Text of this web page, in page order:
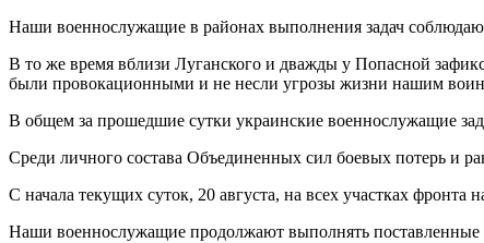
Наши военнослужащие в районах выполнения задач
В то же время вблизи Луганского и дважды у Попасной
были провокационными и не несли угрозы жизни нашим
В общем за прошедшие сутки украинские военнослужащие
Среди личного состава Объединенных сил боевых потерь и
С начала текущих суток, 20 августа, на всех участках
Наши военнослужащие продолжают выполнять поставленные